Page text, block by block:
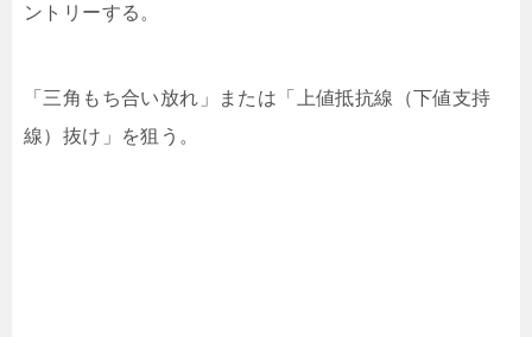
ントリーする。
「三角もち合い放れ」または「上値抵抗線（下値支持
線）抜け」を狙う。